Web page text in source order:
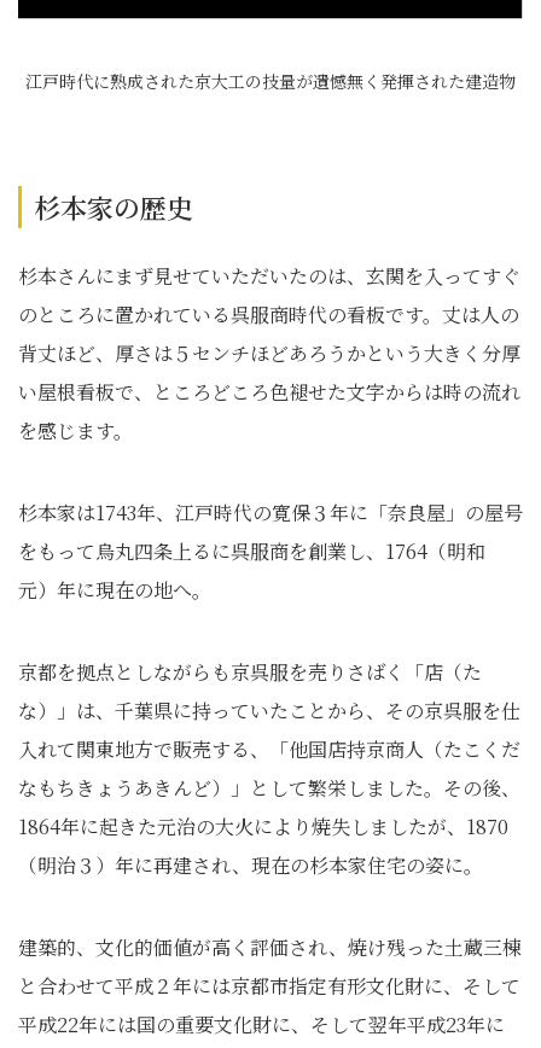
江戸時代に熟成された京大工の技量が遺憾無く発揮された建造物
杉本家の歴史
杉本さんにまず見せていただいたのは、玄関を入ってすぐ
のところに置かれている呉服商時代の看板です。丈は人の
背丈ほど、厚さは５センチほどあろうかという大きく分厚
い屋根看板で、ところどころ色褪せた文字からは時の流れ
を感じます。
杉本家は1743年、江戸時代の寛保３年に「奈良屋」の屋号
をもって烏丸四条上るに呉服商を創業し、1764（明和
元）年に現在の地へ。
京都を拠点としながらも京呉服を売りさばく「店（た
な）」は、千葉県に持っていたことから、その京呉服を仕
入れて関東地方で販売する、「他国店持京商人（たこくだ
なもちきょうあきんど）」として繁栄しました。その後、
1864年に起きた元治の大火により焼失しましたが、1870
（明治３）年に再建され、現在の杉本家住宅の姿に。
建築的、文化的価値が高く評価され、焼け残った土蔵三棟
と合わせて平成２年には京都市指定有形文化財に、そして
平成22年には国の重要文化財に、そして翌年平成23年に